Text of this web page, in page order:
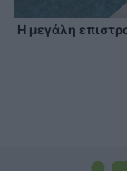
Η μεγάλη